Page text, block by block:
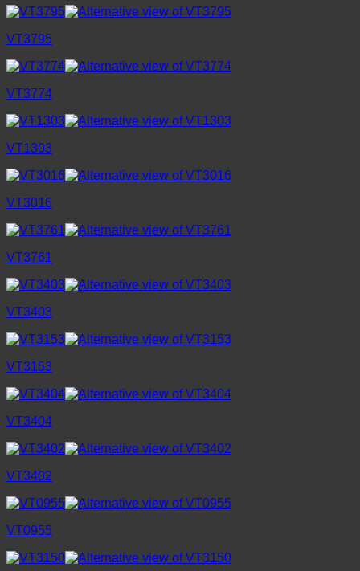
VT3795
VT3774
VT1303
VT3016
VT3761
VT3403
VT3153
VT3404
VT3402
VT0955